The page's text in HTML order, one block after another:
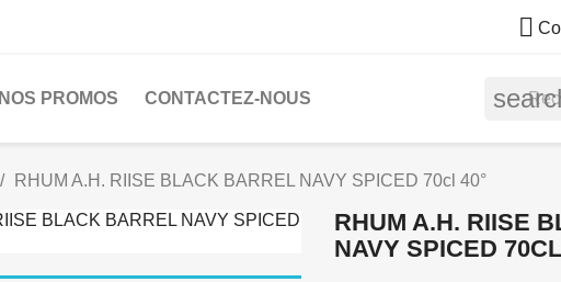

NOS PROMOS CONTACTEZ-NOUS
RHUM A.H. RIISE BLACK BARREL NAVY SPICED 70cl 40°
RHUM A.H. RIISE
NAVY SPICED